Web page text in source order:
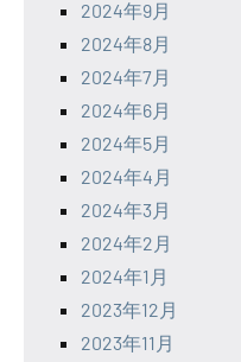
2024年9月
2024年8月
2024年7月
2024年6月
2024年5月
2024年4月
2024年3月
2024年2月
2024年1月
2023年12月
2023年11月